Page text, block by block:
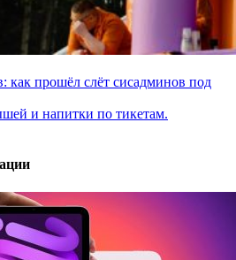
как прошёл слёт сисадминов под
и напитки по тикетам.